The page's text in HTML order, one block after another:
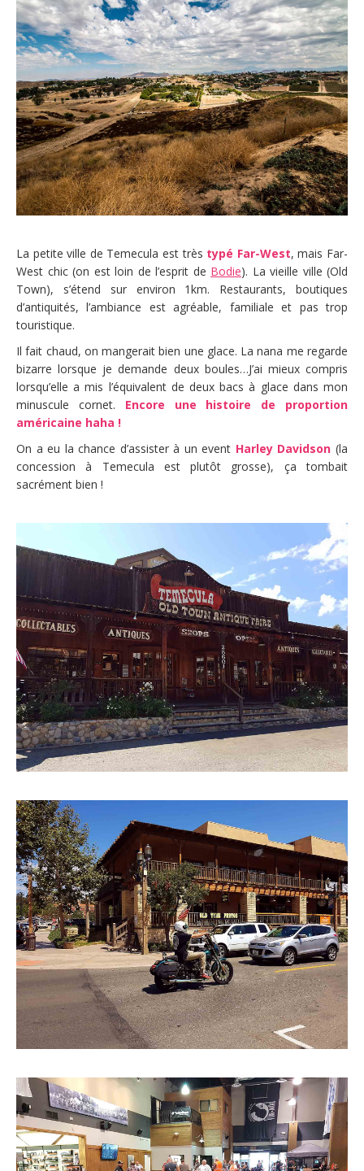
La petite ville de Temecula est très typé Far-West, mais Far-
West chic (on est loin de l’esprit de Bodie). La vieille ville (Old
Town), s’étend sur environ 1km. Restaurants, boutiques
d’antiquités, l’ambiance est agréable, familiale et pas trop
touristique.
Il fait chaud, on mangerait bien une glace. La nana me regarde
bizarre lorsque je demande deux boules…J’ai mieux compris
lorsqu’elle a mis l’équivalent de deux bacs à glace dans mon
minuscule cornet. Encore une histoire de proportion
américaine haha !
On a eu la chance d’assister à un event Harley Davidson (la
concession à Temecula est plutôt grosse), ça tombait
sacrément bien !